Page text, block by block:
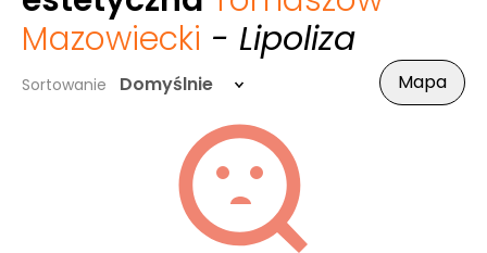
Mazowiecki - Lipoliza
Sortowanie Domyślnie Mapa